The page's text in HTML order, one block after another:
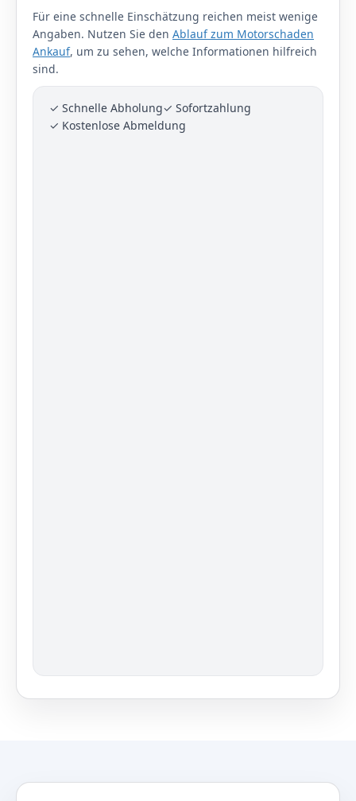
Für eine schnelle Einschätzung reichen meist wenige
Angaben. Nutzen Sie den Ablauf zum Motorschaden
Ankauf, um zu sehen, welche Informationen hilfreich
sind.
✓ Schnelle Abholung✓ Sofortzahlung
✓ Kostenlose Abmeldung